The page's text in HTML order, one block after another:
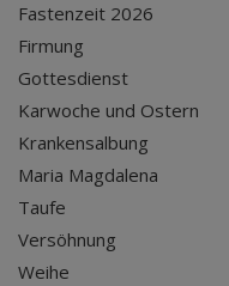
Fastenzeit 2026
Firmung
Gottesdienst
Karwoche und Ostern
Krankensalbung
Maria Magdalena
Taufe
Versöhnung
Weihe